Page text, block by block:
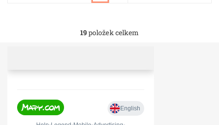
19položek celkem